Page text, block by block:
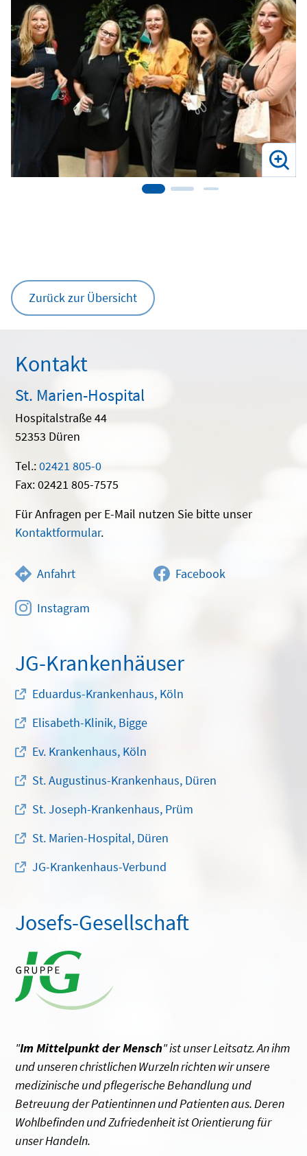
Zurück zur Übersicht
Kontakt
St. Marien-Hospital
Hospitalstraße 44
52353 Düren
Tel.:02421 805-0
Fax: 02421 805-7575
Für Anfragen per E-Mail nutzen Sie bitte unser
Kontaktformular.
Anfahrt Facebook
Instagram
JG-Krankenhäuser
Eduardus-Krankenhaus, Köln
Elisabeth-Klinik, Bigge
Ev. Krankenhaus, Köln
St. Augustinus-Krankenhaus, Düren
St. Joseph-Krankenhaus, Prüm
St. Marien-Hospital, Düren
JG-Krankenhaus-Verbund
Josefs-Gesellschaft
"Im Mittelpunkt der Mensch" ist unser Leitsatz. An ihm
und unseren christlichen Wurzeln richten wir unsere
medizinische und pflegerische Behandlung und
Betreuung der Patientinnen und Patienten aus. Deren
Wohlbefinden und Zufriedenheit ist Orientierung für
unser Handeln.